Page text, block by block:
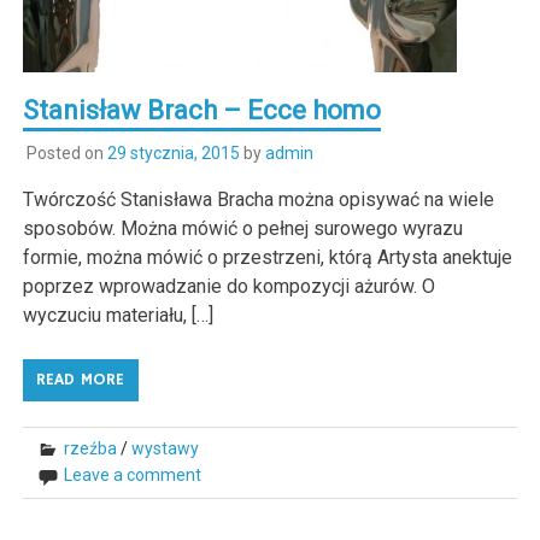
Stanisław Brach – Ecce homo
Posted on 29 stycznia, 2015 byadmin
Twórczość Stanisława Bracha można opisywać na wiele
sposobów. Można mówić o pełnej surowego wyrazu
formie, można mówić o przestrzeni, którą Artysta anektuje
poprzez wprowadzanie do kompozycji ażurów. O
wyczuciu materiału, […]
READ MORE
rzeźba/wystawy
Leave a comment